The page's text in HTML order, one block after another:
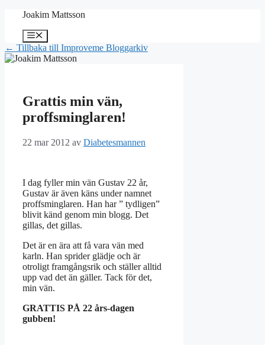
Hoppa
innehåll
Joakim Mattsson
Meny
← Tillbaka till Improveme Bloggarkiv
Grattis min vän,
proffsminglaren!
22 mar 2012 av Diabetesmannen
I dag fyller min vän Gustav 22 år,
Gustav är även käns under namnet
proffsminglaren. Han har ” tydligen”
blivit känd genom min blogg. Det
gillas, det gillas.
Det är en ära att få vara vän med
karln. Han sprider glädje och är
otroligt framgångsrik och ställer alltid
upp vad det än gäller. Tack för det,
min vän.
GRATTIS PÅ 22 års-dagen
gubben!